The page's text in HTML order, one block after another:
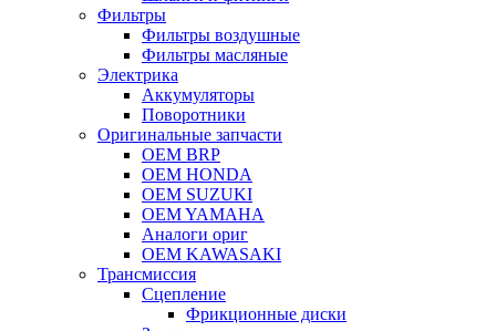
Фильтры
Фильтры воздушные
Фильтры масляные
Электрика
Аккумуляторы
Поворотники
Оригинальные запчасти
OEM BRP
OEM HONDA
OEM SUZUKI
OEM YAMAHA
Аналоги ориг
OEM KAWASAKI
Трансмиссия
Cцепление
Фрикционные диски